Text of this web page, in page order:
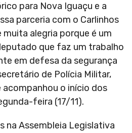
para Nova Iguaçu e a
parceria com o Carlinhos
alegria porque é um
que faz um trabalho
em defesa da segurança
de Polícia Militar,
acompanhou o início dos
feira (17/11).
na Assembleia Legislativa